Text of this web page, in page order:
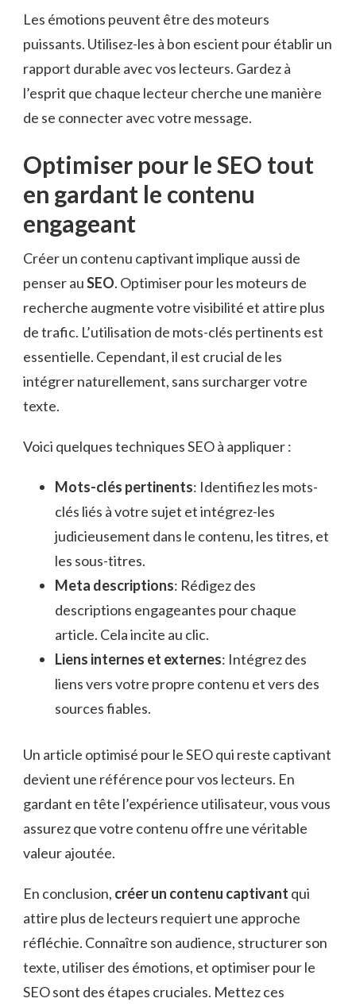
Les émotions peuvent être des moteurs
puissants. Utilisez-les à bon escient pour établir un
rapport durable avec vos lecteurs. Gardez à
l’esprit que chaque lecteur cherche une manière
de se connecter avec votre message.
Optimiser pour le SEO tout
en gardant le contenu
engageant
Créer un contenu captivant implique aussi de
penser auSEO. Optimiser pour les moteurs de
recherche augmente votre visibilité et attire plus
de trafic. L’utilisation de mots-clés pertinents est
essentielle. Cependant, il est crucial de les
intégrer naturellement, sans surcharger votre
texte.
Voici quelques techniques SEO à appliquer :
Mots-clés pertinents: Identifiez les mots-
clés liés à votre sujet et intégrez-les
judicieusement dans le contenu, les titres, et
les sous-titres.
Meta descriptions: Rédigez des
descriptions engageantes pour chaque
article. Cela incite au clic.
Liens internes et externes: Intégrez des
liens vers votre propre contenu et vers des
sources fiables.
Un article optimisé pour le SEO qui reste captivant
devient une référence pour vos lecteurs. En
gardant en tête l’expérience utilisateur, vous vous
assurez que votre contenu offre une véritable
valeur ajoutée.
En conclusion, créer un contenu captivant qui
attire plus de lecteurs requiert une approche
réfléchie. Connaître son audience, structurer son
texte, utiliser des émotions, et optimiser pour le
SEO sont des étapes cruciales. Mettez ces